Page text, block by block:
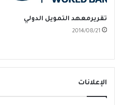
تقريرمعهد التمويل الدولي
2014/08/21
الإعلانات